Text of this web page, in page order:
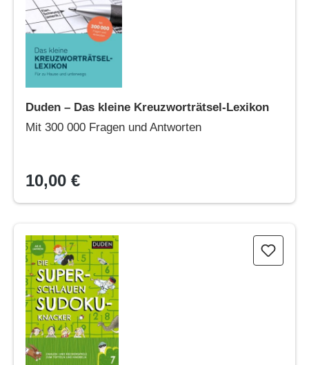
Duden – Das kleine Kreuzworträtsel-Lexikon
Mit 300 000 Fragen und Antworten
10,00 €
Die superschlauen Sudokuknacker – ab 6 Jahren (Band 7)